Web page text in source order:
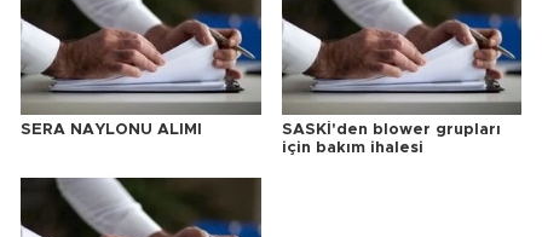
SERA NAYLONU ALIMI
SASKİ'den blower grupları
için bakım ihalesi